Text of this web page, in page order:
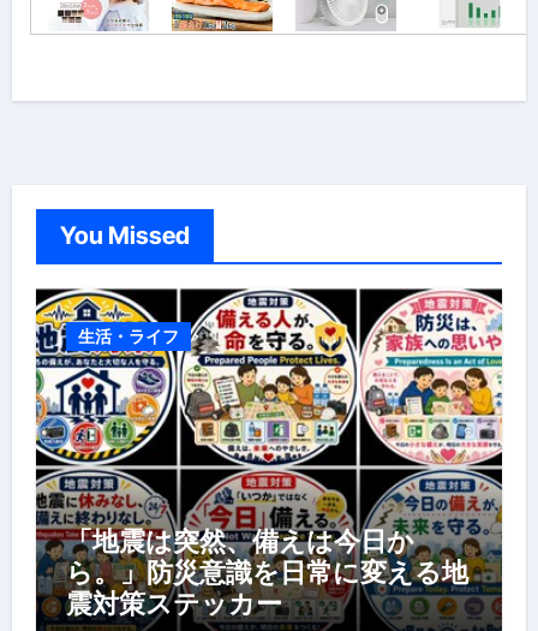
You Missed
生活・ライフ
「地震は突然、備えは今日か
ら。」防災意識を日常に変える地
震対策ステッカー